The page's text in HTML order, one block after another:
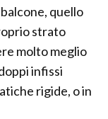
quello
strato
molto meglio
infissi
rigide, o in